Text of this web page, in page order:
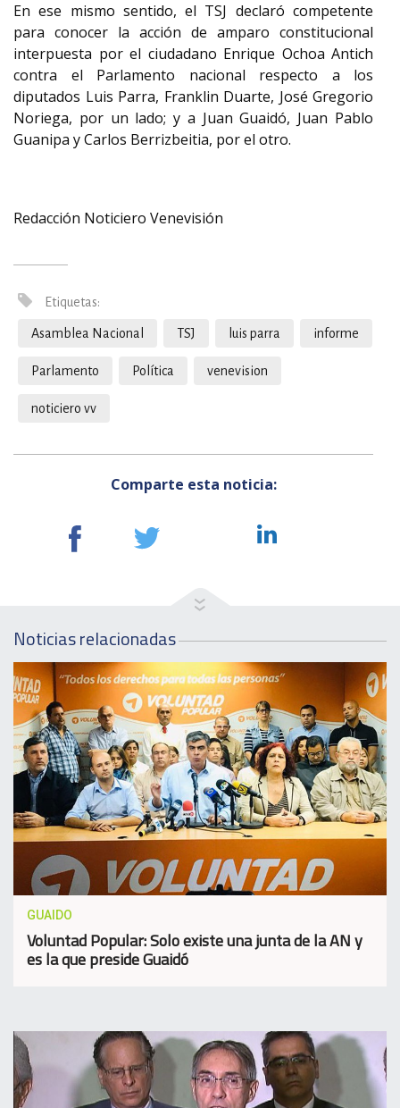
En ese mismo sentido, el TSJ declaró competente
para conocer la acción de amparo constitucional
interpuesta por el ciudadano Enrique Ochoa Antich
contra el Parlamento nacional respecto a los
diputados Luis Parra, Franklin Duarte, José Gregorio
Noriega, por un lado; y a Juan Guaidó, Juan Pablo
Guanipa y Carlos Berrizbeitia, por el otro.
Redacción Noticiero Venevisión
Etiquetas:
Asamblea Nacional TSJ luis parra informe
Parlamento Política venevision
noticiero vv
Comparte esta noticia:
Noticias relacionadas
GUAIDO
Voluntad Popular: Solo existe una junta de la AN y
es la que preside Guaidó